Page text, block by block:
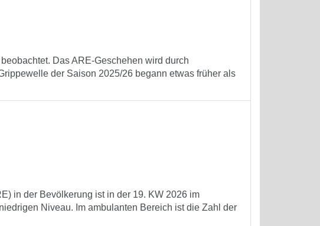
Das ARE-Geschehen wird durch
der Saison 2025/26 begann etwas früher als
in der Bevölkerung ist in der 19. KW 2026 im
Niveau. Im ambulanten Bereich ist die Zahl der